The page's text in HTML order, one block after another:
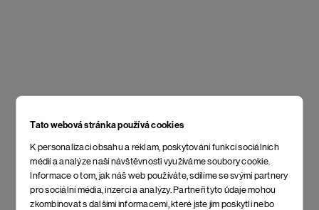
Tato webová stránka používá cookies
K personalizaci obsahu a reklam, poskytování funkcí sociálních
médií a analýze naší návštěvnosti využíváme soubory cookie.
Informace o tom, jak náš web používáte, sdílíme se svými partnery
pro sociální média, inzerci a analýzy. Partneři tyto údaje mohou
zkombinovat s dalšími informacemi, které jste jim poskytli nebo